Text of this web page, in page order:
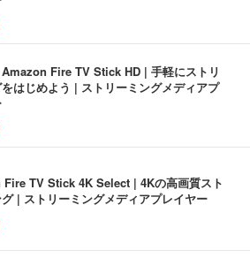
Amazon Fire TV Stick HD | 手軽にストリ
はじめよう | ストリーミングメディアプ
TV Stick 4K Select | 4Kの高画質スト
グ | ストリーミングメディアプレイヤー